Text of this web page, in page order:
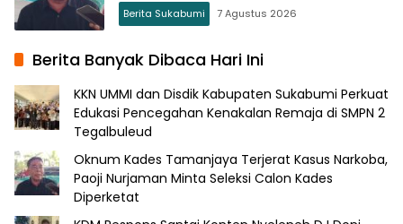
Berita Sukabumi 7 Agustus 2026
Berita Banyak Dibaca Hari Ini
KKN UMMI dan Disdik Kabupaten Sukabumi Perkuat
Edukasi Pencegahan Kenakalan Remaja di SMPN 2
Tegalbuleud
Oknum Kades Tamanjaya Terjerat Kasus Narkoba,
Paoji Nurjaman Minta Seleksi Calon Kades
Diperketat